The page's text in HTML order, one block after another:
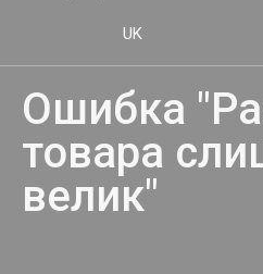
UK
Ошибка
товара
велик"